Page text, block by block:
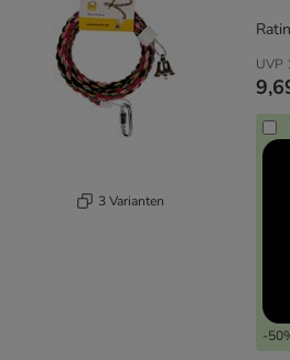
3 Varianten
UVP
-